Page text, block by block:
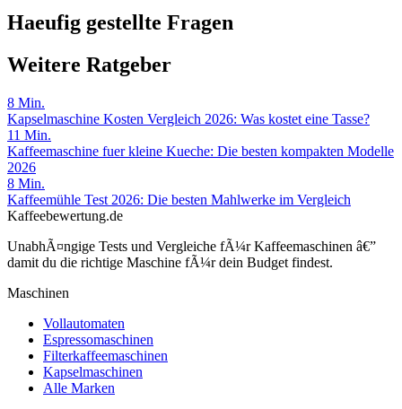
Haeufig gestellte Fragen
Weitere Ratgeber
8 Min.
Kapselmaschine Kosten Vergleich 2026: Was kostet eine Tasse?
11 Min.
Kaffeemaschine fuer kleine Kueche: Die besten kompakten Modelle
2026
8 Min.
Kaffeemühle Test 2026: Die besten Mahlwerke im Vergleich
Kaffeebewertung.de
UnabhÃ¤ngige Tests und Vergleiche fÃ¼r Kaffeemaschinen â€”
damit du die richtige Maschine fÃ¼r dein Budget findest.
Maschinen
Vollautomaten
Espressomaschinen
Filterkaffeemaschinen
Kapselmaschinen
Alle Marken